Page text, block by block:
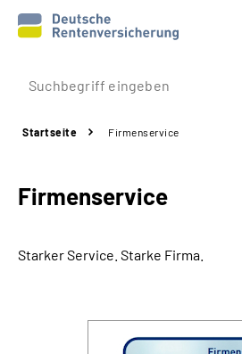
Prävention
Rente
Beratung & Kontakt
Über uns & Presse
Startseite Firmenservice
Firmenservice
Starker Service. Starke Firma.